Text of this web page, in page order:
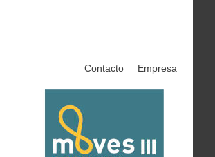
Contacto Empresa